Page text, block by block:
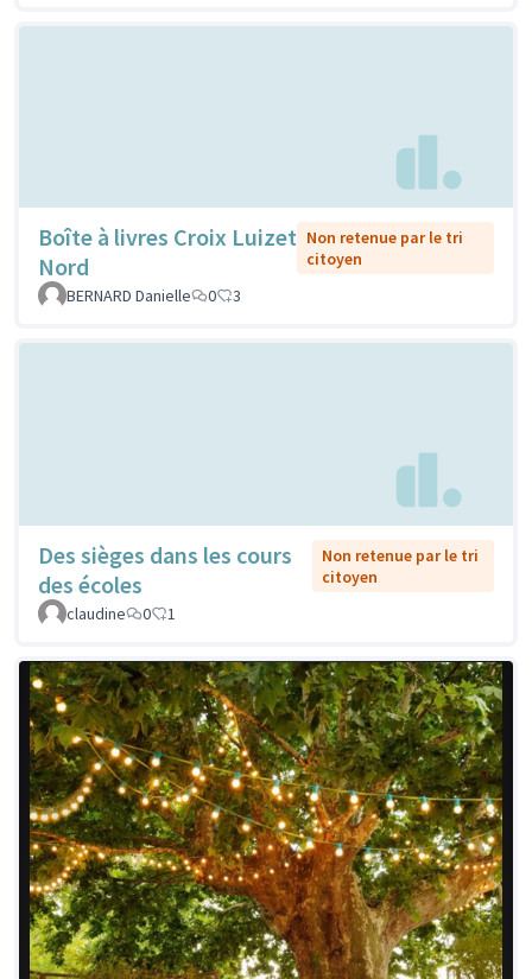
Boîte à livres Croix Luizet
Nord
Non retenue par le tri
citoyen
BERNARD Danielle
0 3
Des sièges dans les cours
des écoles
Non retenue par le tri
citoyen
claudine
0 1